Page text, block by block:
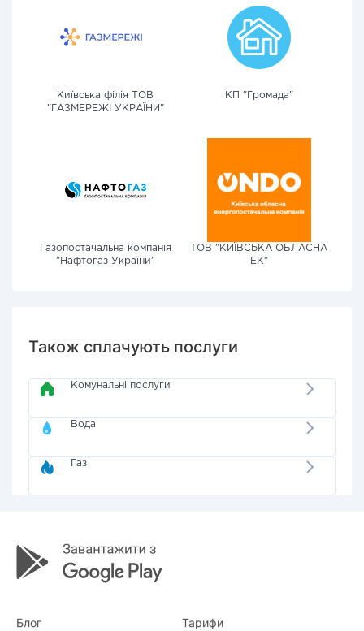
Київська філія ТОВ
"ГАЗМЕРЕЖІ УКРАЇНИ"
КП "Громада"
Газопостачальна компанія
"Нафтогаз України"
ТОВ "КИЇВСЬКА ОБЛАСНА
ЕК"
Також сплачують послуги
Комунальні послуги
Вода
Газ
Блог Тарифи